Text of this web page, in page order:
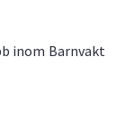
inom Barnvakt